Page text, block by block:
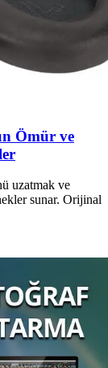
Ömür ve
uzatmak ve
sunar. Orijinal